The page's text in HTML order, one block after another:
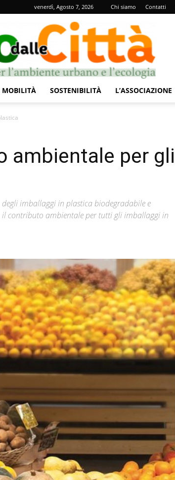
venerdì, Agosto 7, 2026 Chi siamo Contatti
MOBILITÀ SOSTENIBILITÀ L’ASSOCIAZIONE
ambientale per gli
imballaggi in plastica biodegradabile e
contributo ambientale per tutti gli imballaggi in